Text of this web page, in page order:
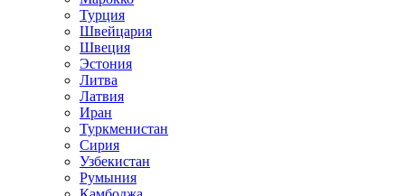
Турция
Швейцария
Швеция
Эстония
Литва
Латвия
Иран
Туркменистан
Сирия
Узбекистан
Румыния